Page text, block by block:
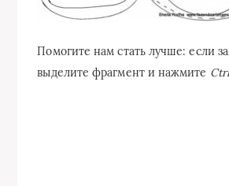
Помогите нам стать лучше: если
выделите фрагмент и нажмите